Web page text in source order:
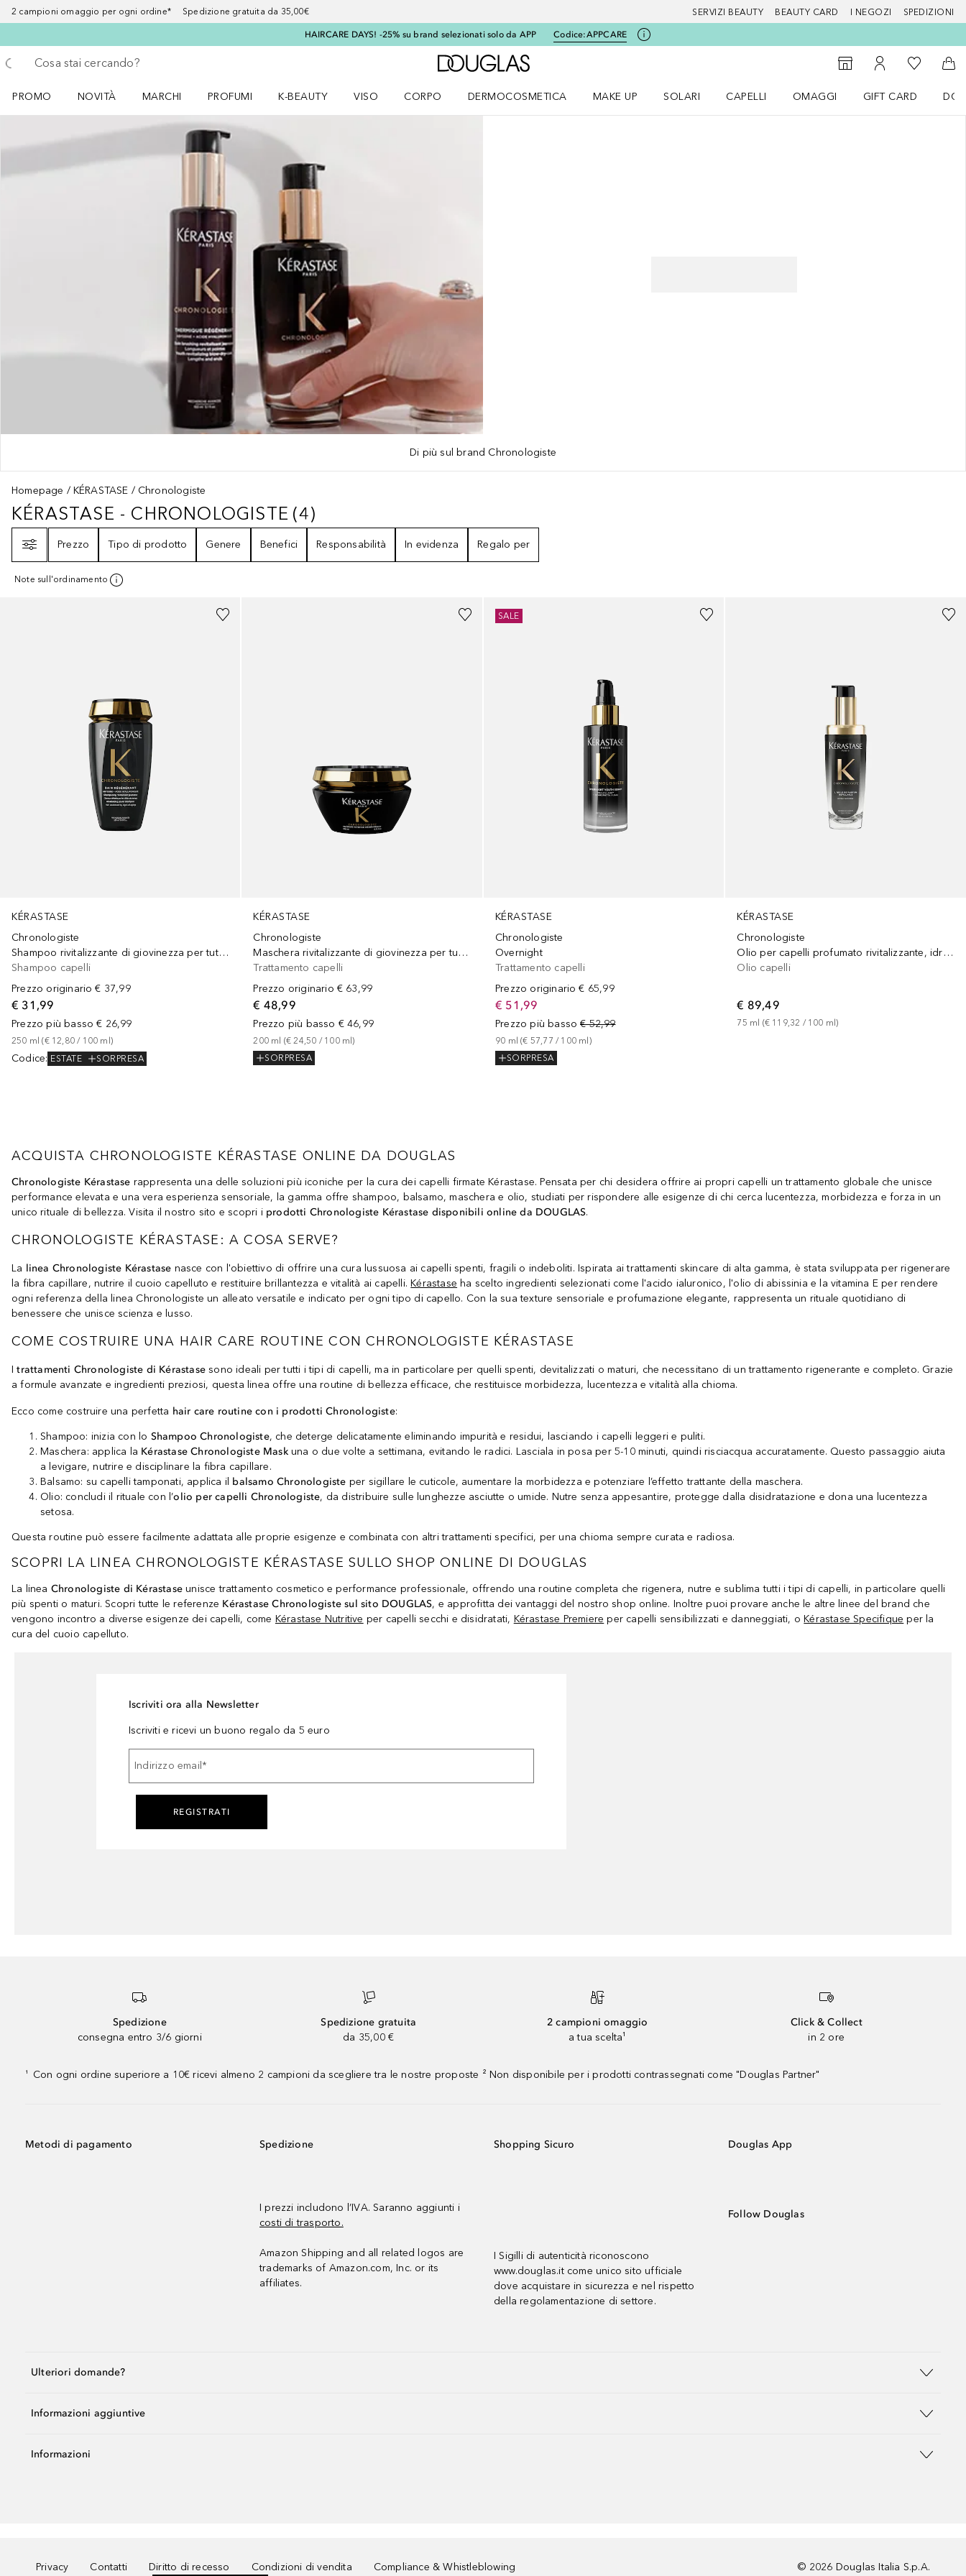
2 campioni omaggio per ogni ordine* Spedizione gratuita da 35,00€ SERVIZI BEAUTY BEAUTY CARD I NEGOZI SPEDIZIONI
HAIRCARE DAYS! -25% su brand selezionati solo da APP Codice:APPCARE
Torna indietro
Esegui ricerca
A Douglas Home
StorefinderAl Mio Account
Alla Mia
Al
PROMO
NOVITÀ
MARCHI
PROFUMI
K-BEAUTY
VISO
CORPO
DERMOCOSMETICA
MAKE UP
SOLARI
CAPELLI
OMAGGI
GIFT CARD
Di più sul brand Chronologiste
Homepage KÉRASTASE Chronologiste
KÉRASTASE - CHRONOLOGISTE4
KÉRASTASE - CHRONOLOGISTE (4)
Prezzo
Tipo di prodotto Genere Benefici Responsabilità In evidenza Regalo per
Note sull'ordinamento
KÉRASTASE
Chronologiste
Shampoo rivitalizzante di giovinezza per tutti i tipi di capelli
Shampoo capelli
Prezzo originario € 37,99
€ 31,99
Prezzo più basso € 26,99
250 ml (€ 12,80 / 100 ml )
Codice: ESTATE SORPRESA
KÉRASTASE
Chronologiste
Maschera rivitalizzante di giovinezza per tutti i tipi di capelli
Trattamento capelli
Prezzo originario € 63,99
€ 48,99
Prezzo più basso € 46,99
200 ml (€ 24,50 / 100 ml)
SORPRESA
KÉRASTASE
Chronologiste
Overnight
Trattamento capelli
Prezzo originario € 65,99
€ 51,99
Prezzo più basso € 52,99
90 ml (€ 57,77 / 100 ml )
SORPRESA
SALE
KÉRASTASE
Chronologiste
Olio per capelli profumato rivitalizzante, idratante e nutriente, anche ricaricabile
Olio capelli
€ 89,49
75 ml (€ 119,32 / 100 ml)
ACQUISTA CHRONOLOGISTE KÉRASTASE ONLINE DA DOUGLAS
Chronologiste Kérastase rappresenta una delle soluzioni più iconiche per la cura dei capelli firmate Kérastase. Pensata per chi desidera offrire ai propri capelli un trattamento globale che unisce
performance elevata e una vera esperienza sensoriale, la gamma offre shampoo, balsamo, maschera e olio, studiati per rispondere alle esigenze di chi cerca lucentezza, morbidezza e forza in un
unico rituale di bellezza. Visita il nostro sito e scopri i prodotti Chronologiste Kérastase disponibili online da DOUGLAS.
CHRONOLOGISTE KÉRASTASE: A COSA SERVE?
La linea Chronologiste Kérastase nasce con l'obiettivo di offrire una cura lussuosa ai capelli spenti, fragili o indeboliti. Ispirata ai trattamenti skincare di alta gamma, è stata sviluppata per rigenerare
la fibra capillare, nutrire il cuoio capelluto e restituire brillantezza e vitalità ai capelli.Kérastase ha scelto ingredienti selezionati come l'acido ialuronico, l'olio di abissinia e la vitamina E per rendere
ogni referenza della linea Chronologiste un alleato versatile e indicato per ogni tipo di capello. Con la sua texture sensoriale e profumazione elegante, rappresenta un rituale quotidiano di
benessere che unisce scienza e lusso.
COME COSTRUIRE UNA HAIR CARE ROUTINE CON CHRONOLOGISTE KÉRASTASE
Itrattamenti Chronologiste di Kérastase sono ideali per tutti i tipi di capelli, ma in particolare per quelli spenti, devitalizzati o maturi, che necessitano di un trattamento rigenerante e completo. Grazie
a formule avanzate e ingredienti preziosi, questa linea offre una routine di bellezza efficace, che restituisce morbidezza, lucentezza e vitalità alla chioma.
Ecco come costruire una perfetta hair care routine con i prodotti Chronologiste:
Shampoo: inizia con lo Shampoo Chronologiste, che deterge delicatamente eliminando impurità e residui, lasciando i capelli leggeri e puliti.
Maschera: applica la Kérastase Chronologiste Maskuna o due volte a settimana, evitando le radici. Lasciala in posa per 5-10 minuti, quindi risciacqua accuratamente. Questo passaggio aiuta
a levigare, nutrire e disciplinare la fibra capillare.
Balsamo: su capelli tamponati, applica il balsamo Chronologiste per sigillare le cuticole, aumentare la morbidezza e potenziare l’effetto trattante della maschera.
Olio: concludi il rituale con l’olio per capelli Chronologiste, da distribuire sulle lunghezze asciutte o umide. Nutre senza appesantire, protegge dalla disidratazione e dona una lucentezza
setosa.
Questa routine può essere facilmente adattata alle proprie esigenze e combinata con altri trattamenti specifici, per una chioma sempre curata e radiosa.
SCOPRI LA LINEA CHRONOLOGISTE KÉRASTASE SULLO SHOP ONLINE DI DOUGLAS
La linea Chronologiste di Kérastase unisce trattamento cosmetico e performance professionale, offrendo una routine completa che rigenera, nutre e sublima tutti i tipi di capelli, in particolare quelli
più spenti o maturi. Scopri tutte le referenze Kérastase Chronologiste sul sito DOUGLAS, e approfitta dei vantaggi del nostro shop online. Inoltre puoi provare anche le altre linee del brand che
vengono incontro a diverse esigenze dei capelli, come Kérastase Nutritive per capelli secchi e disidratati, Kérastase Premiere per capelli sensibilizzati e danneggiati, oKérastase Specifique per la
cura del cuoio capelluto.
Iscriviti ora alla Newsletter
Iscriviti e ricevi un buono regalo da 5 euro
Indirizzo email *
REGISTRATI
Spedizione
consegna entro 3/6 giorni
Spedizione gratuita
da 35,00 €
2 campioni omaggio
a tua scelta¹
Click & Collect
in 2 ore
¹ Con ogni ordine superiore a 10€ ricevi almeno 2 campioni da scegliere tra le nostre proposte ² Non disponibile per i prodotti contrassegnati come "Douglas Partner"
Metodi di pagamento Spedizione
I prezzi includono l’IVA. Saranno aggiunti i
costi di trasporto.
Amazon Shipping and all related logos are
trademarks of Amazon.com, Inc. or its
affiliates.
Shopping Sicuro
I Sigilli di autenticità riconoscono
www.douglas.it come unico sito ufficiale
dove acquistare in sicurezza e nel rispetto
della regolamentazione di settore.
Douglas App
Follow Douglas
Ulteriori domande?
Informazioni aggiuntive
Informazioni
Privacy Contatti Diritto di recesso Condizioni di vendita Compliance & Whistleblowing © 2026 Douglas Italia S.p.A.